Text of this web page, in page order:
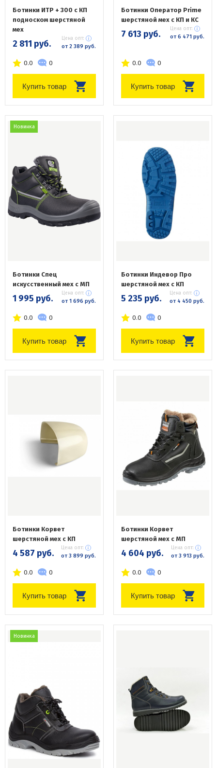
Ботинки ИТР + 300 с КП
подноском шерстяной
мех
2 811 руб. Цена опт:
от 2 389 руб.
0.0 0
Купить товар
Ботинки Оператор Prime
шерстяной мех с КП и КС
7 613 руб. Цена опт:
от 6 471 руб.
0.0 0
Купить товар
Новинка
Ботинки Спец
искусственный мех с МП
1 995 руб. Цена опт:
от 1 696 руб.
0.0 0
Купить товар
Ботинки Индевор Про
шерстяной мех с КП
5 235 руб. Цена опт:
от 4 450 руб.
0.0 0
Купить товар
Ботинки Корвет
шерстяной мех с КП
4 587 руб. Цена опт:
от 3 899 руб.
0.0 0
Купить товар
Ботинки Корвет
шерстяной мех с МП
4 604 руб. Цена опт:
от 3 913 руб.
0.0 0
Купить товар
Новинка